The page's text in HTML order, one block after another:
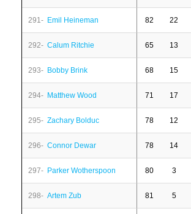
291- Emil Heineman 82 22
292- Calum Ritchie 65 13
293- Bobby Brink 68 15
294- Matthew Wood 71 17
295- Zachary Bolduc 78 12
296- Connor Dewar 78 14
297- Parker Wotherspoon 80 3
298- Artem Zub 81 5